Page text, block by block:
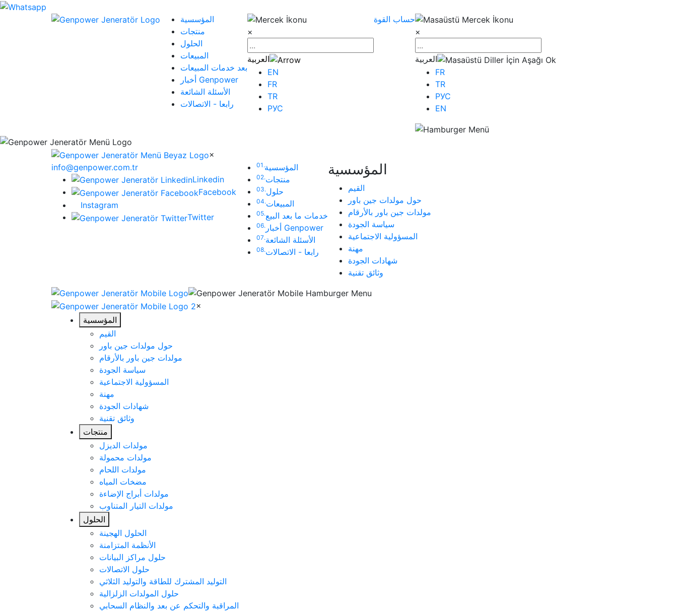
المؤسسية
منتجات
الحلول
المبيعات
بعد خدمات المبيعات
أخبار Genpower
الأسئلة الشائعة
رابعا - الاتصالات
×
العربية
EN
FR
TR
РУС
حساب القوة
×
العربية
FR
TR
РУС
EN
×
info@genpower.com.tr
Linkedin
Facebook
Instagram
Twitter
01.المؤسسية
02.منتجات
03.حلول
04.المبيعات
05.خدمات ما بعد البيع
06. أخبار Genpower
07.الأسئلة الشائعة
08.رابعا - الاتصالات
المؤسسية
القيم
حول مولدات جين باور
مولدات جين باور بالأرقام
سياسة الجودة
المسؤولية الاجتماعية
مهنة
شهادات الجودة
وثائق تقنية
×
المؤسسية
القيم
حول مولدات جين باور
مولدات جين باور بالأرقام
سياسة الجودة
المسؤولية الاجتماعية
مهنة
شهادات الجودة
وثائق تقنية
منتجات
مولدات الديزل
مولدات محمولة
مولدات اللحام
مضخات المياه
مولدات أبراج الإضاءة
مولدات التيار المتناوب
الحلول
الحلول الهجينة
الأنظمة المتزامنة
حلول مراكز البيانات
حلول الاتصالات
التوليد المشترك للطاقة والتوليد الثلاثي
حلول المولدات الزلزالية
المراقبة والتحكم عن بعد والنظام السحابي